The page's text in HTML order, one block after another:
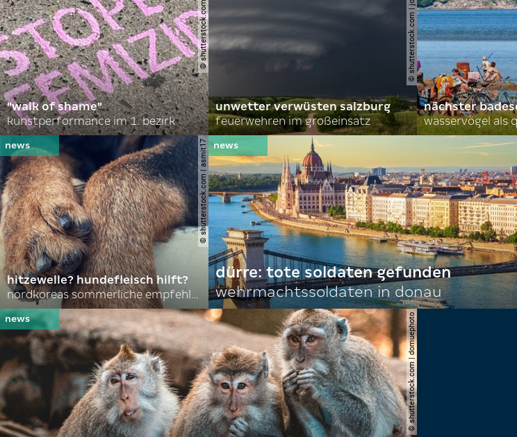
"walk of shame"
kunstperformance im 1. bezirk
© shutterstock.com | john d sirlin
unwetter verwüsten salzburg
feuerwehren im großeinsatz
nächster
wasservögel als
© shutterstock.com | asmit17
hitzewelle? hundefleisch hilft?
nordkoreas sommerliche empfehlungen
dürre: tote soldaten gefunden
wehrmachtssoldaten in donau
© shutterstock.com | domuephoto